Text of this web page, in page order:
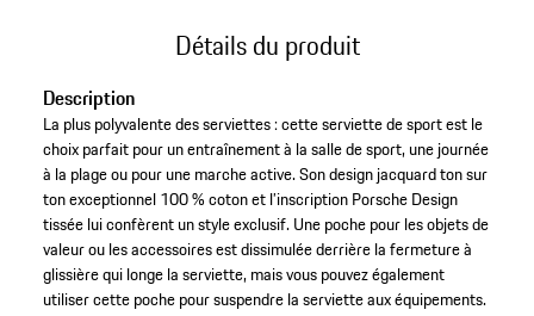
Détails du produit
Description
La plus polyvalente des serviettes : cette serviette de sport est le
choix parfait pour un entraînement à la salle de sport, une journée
à la plage ou pour une marche active. Son design jacquard ton sur
ton exceptionnel 100 % coton et l’inscription Porsche Design
tissée lui confèrent un style exclusif. Une poche pour les objets de
valeur ou les accessoires est dissimulée derrière la fermeture à
glissière qui longe la serviette, mais vous pouvez également
utiliser cette poche pour suspendre la serviette aux équipements.